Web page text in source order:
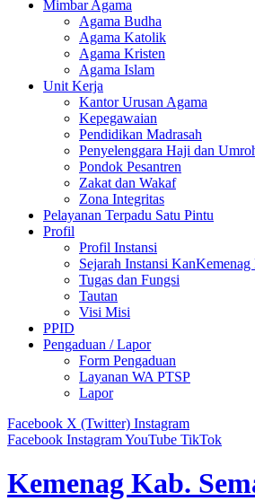
Mimbar Agama
Agama Budha
Agama Katolik
Agama Kristen
Agama Islam
Unit Kerja
Kantor Urusan Agama
Kepegawaian
Pendidikan Madrasah
Penyelenggara Haji dan
Pondok Pesantren
Zakat dan Wakaf
Zona Integritas
Pelayanan Terpadu Satu Pintu
Profil
Profil Instansi
Sejarah Instansi
Tugas dan Fungsi
Tautan
Visi Misi
PPID
Pengaduan / Lapor
Form Pengaduan
Layanan WA PTSP
Lapor
Facebook X (Twitter) Instagram
Facebook InstagramYouTube TikTok
Kemenag Kab.